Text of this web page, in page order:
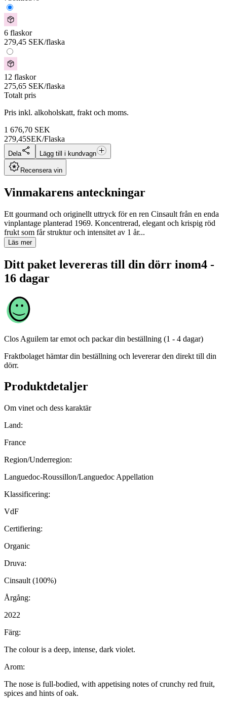
6 flaskor
279,45 SEK/flaska
12 flaskor
275,65 SEK/flaska
Totalt pris
Pris inkl. alkoholskatt, frakt och moms.
1 676,70 SEK
279,45SEK/Flaska
Dela Lägg till i kundvagn
Recensera vin
Vinmakarens anteckningar
Ett gourmand och originellt uttryck för en ren Cinsault från en enda
vinplantage planterad 1969. Koncentrerad, elegant och krispig röd
frukt som får struktur och intensitet av 1 år...
Läs mer
Ditt paket levereras till din dörr inom4 -
16 dagar
Clos Aguilem tar emot och packar din beställning (1 - 4 dagar)
Fraktbolaget hämtar din beställning och levererar den direkt till din
dörr.
Produktdetaljer
Om vinet och dess karaktär
Land:
France
Region/Underregion:
Languedoc-Roussillon/Languedoc Appellation
Klassificering:
VdF
Certifiering:
Organic
Druva:
Cinsault (100%)
Årgång:
2022
Färg:
The colour is a deep, intense, dark violet.
Arom:
The nose is full-bodied, with appetising notes of crunchy red fruit,
spices and hints of oak.